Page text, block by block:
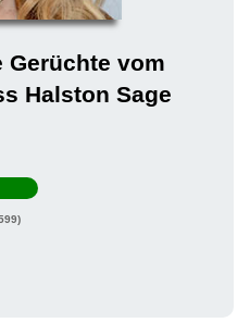
Gerüchte vom
Halston Sage